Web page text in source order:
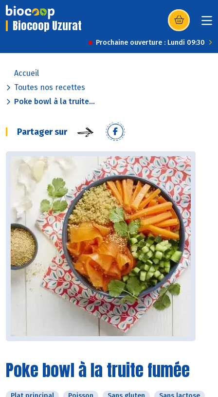
Biocoop Uzurat (s’ouvre dans
Prochaine ouverture : Lundi 09:30
Accueil
Toutes nos recettes
Poke bowl à la truite...
Partager sur
Poke bowl à la truite fumée